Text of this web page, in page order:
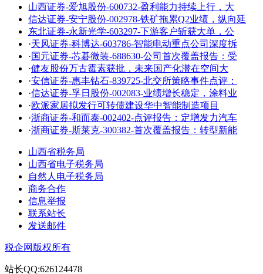
山西证券-爱旭股份-600732-盈利能力持续上行，大
信达证券-安宁股份-002978-铁矿拖累Q2业绩，纵向延
东北证券-永新光学-603297-下游客户斩获大单，公
·天风证券-科博达-603786-智能电动重点公司深度拆
·国元证券-芯碁微装-688630-公司首次覆盖报告：受
·健友股份万古霉素获批，未来国产化潜在空间大
·安信证券-惠丰钻石-839725-北交所策略事件点评：
·信达证券-孚日股份-002083-业绩增长稳定，涂料业
·欧派家居拟发行可转债建设华中智能制造项目
·浙商证券-和而泰-002402-点评报告：定增发力汽车
·浙商证券-斯莱克-300382-首次覆盖报告：转型新能
山西省税务局
山西省电子税务局
自然人电子税务局
商务合作
信息举报
联系站长
发送邮件
税企网版权所有
站长QQ:626124478